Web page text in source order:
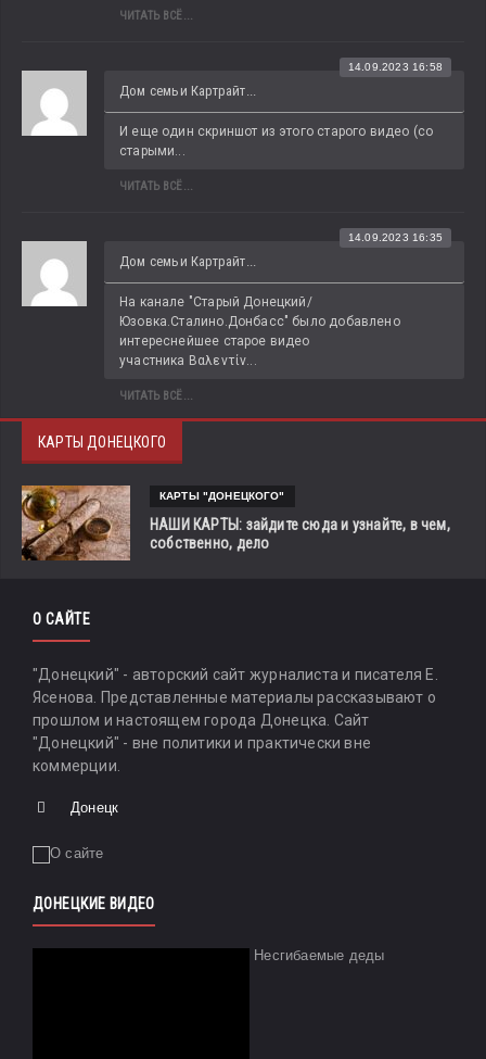
ЧИТАТЬ ВСЁ...
Дом семьи Картрайт...
14.09.2023 16:58
И еще один скриншот из этого старого видео (со
старыми...
ЧИТАТЬ ВСЁ...
Дом семьи Картрайт...
14.09.2023 16:35
На канале "Старый Донецкий/
Юзовка.Сталино.Донбасс" было добавлено
интереснейшее старое видео
участника Βαλεντίν...
ЧИТАТЬ ВСЁ...
КАРТЫ ДОНЕЦКОГО
КАРТЫ "ДОНЕЦКОГО"
НАШИ КАРТЫ: зайдите сюда и узнайте, в чем,
собственно, дело
О САЙТЕ
"Донецкий" - авторский сайт журналиста и писателя Е.
Ясенова. Представленные материалы рассказывают о
прошлом и настоящем города Донецка. Сайт
"Донецкий" - вне политики и практически вне
коммерции.
Донецк
ДОНЕЦКИЕ ВИДЕО
Несгибаемые деды